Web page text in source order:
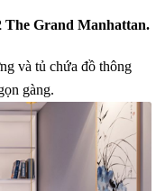
The Grand Manhattan.
và tủ chứa đồ thông
gàng.